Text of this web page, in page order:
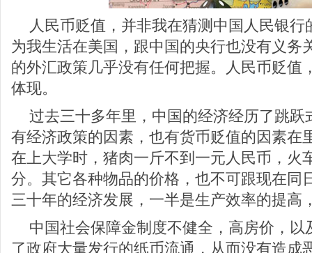
人民币贬值，并非我在猜测中国人民银
为我生活在美国，跟中国的央行也没有义务
的外汇政策几乎没有任何把握。人民币贬值
体现。
过去三十多年里，中国的经济经历了跳
有经济政策的因素，也有货币贬值的因素在
在上大学时，猪肉一斤不到一元人民币，火
分。其它各种物品的价格，也不可跟现在同
三十年的经济发展，一半是生产效率的提高
中国社会保障金制度不健全，高房价，
了政府大量发行的纸币流通，从而没有造成